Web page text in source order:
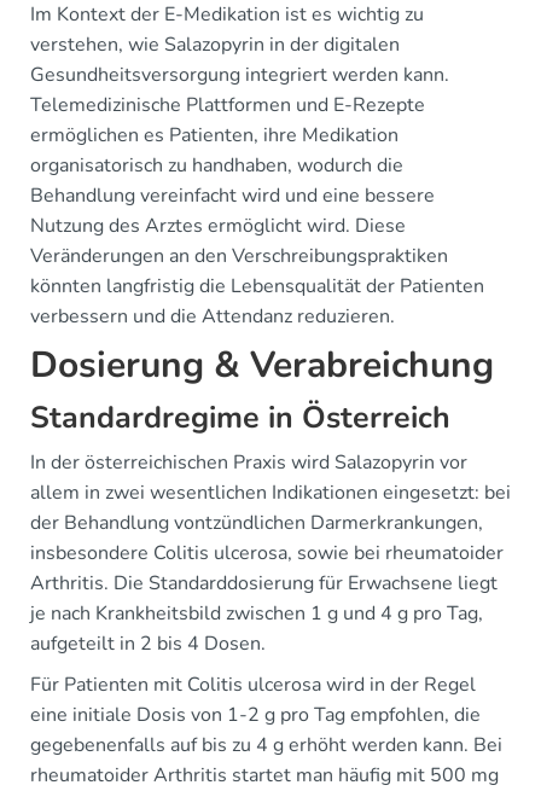
Im Kontext der E-Medikation ist es wichtig zu
verstehen, wie Salazopyrin in der digitalen
Gesundheitsversorgung integriert werden kann.
Telemedizinische Plattformen und E-Rezepte
ermöglichen es Patienten, ihre Medikation
organisatorisch zu handhaben, wodurch die
Behandlung vereinfacht wird und eine bessere
Nutzung des Arztes ermöglicht wird. Diese
Veränderungen an den Verschreibungspraktiken
könnten langfristig die Lebensqualität der Patienten
verbessern und die Attendanz reduzieren.
Dosierung & Verabreichung
Standardregime in Österreich
In der österreichischen Praxis wird Salazopyrin vor
allem in zwei wesentlichen Indikationen eingesetzt: bei
der Behandlung vontzündlichen Darmerkrankungen,
insbesondere Colitis ulcerosa, sowie bei rheumatoider
Arthritis. Die Standarddosierung für Erwachsene liegt
je nach Krankheitsbild zwischen 1 g und 4 g pro Tag,
aufgeteilt in 2 bis 4 Dosen.
Für Patienten mit Colitis ulcerosa wird in der Regel
eine initiale Dosis von 1-2 g pro Tag empfohlen, die
gegebenenfalls auf bis zu 4 g erhöht werden kann. Bei
rheumatoider Arthritis startet man häufig mit 500 mg